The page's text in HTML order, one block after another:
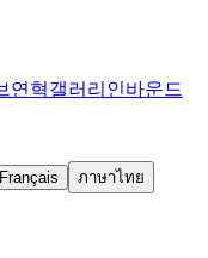
연혁갤러리인바운드
Français ภาษาไทย